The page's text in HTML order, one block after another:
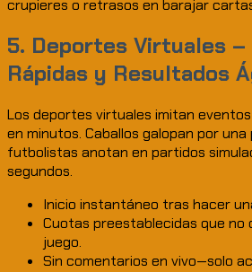
crupieres o retrasos en barajar
5. Deportes Virtuales –
Rápidas y Resultados
Los deportes virtuales imitan
en minutos. Caballos galopan por
futbolistas anotan en partidos
segundos.
Inicio instantáneo tras hacer
Cuotas preestablecidas que no
juego.
Sin comentarios en vivo—solo